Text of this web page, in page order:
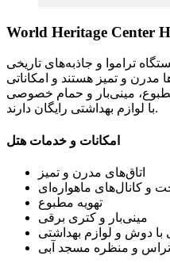
World Heritage Center
تراموا و جاذبه‌های تاریخی
مدرن و تمیز هستند و امکاناتی
مینی‌بار و حمام خصوصی
با لوازم بهداشتی رایگان دارند.
امکانات و خدمات هتل
اتاق‌های مدرن و تمیز
و کانال‌های ماهواره‌ای
تهویه مطبوع
مینی‌بار و کتری برقی
دوش و لوازم بهداشتی
تراس و منظره مسجد آبی